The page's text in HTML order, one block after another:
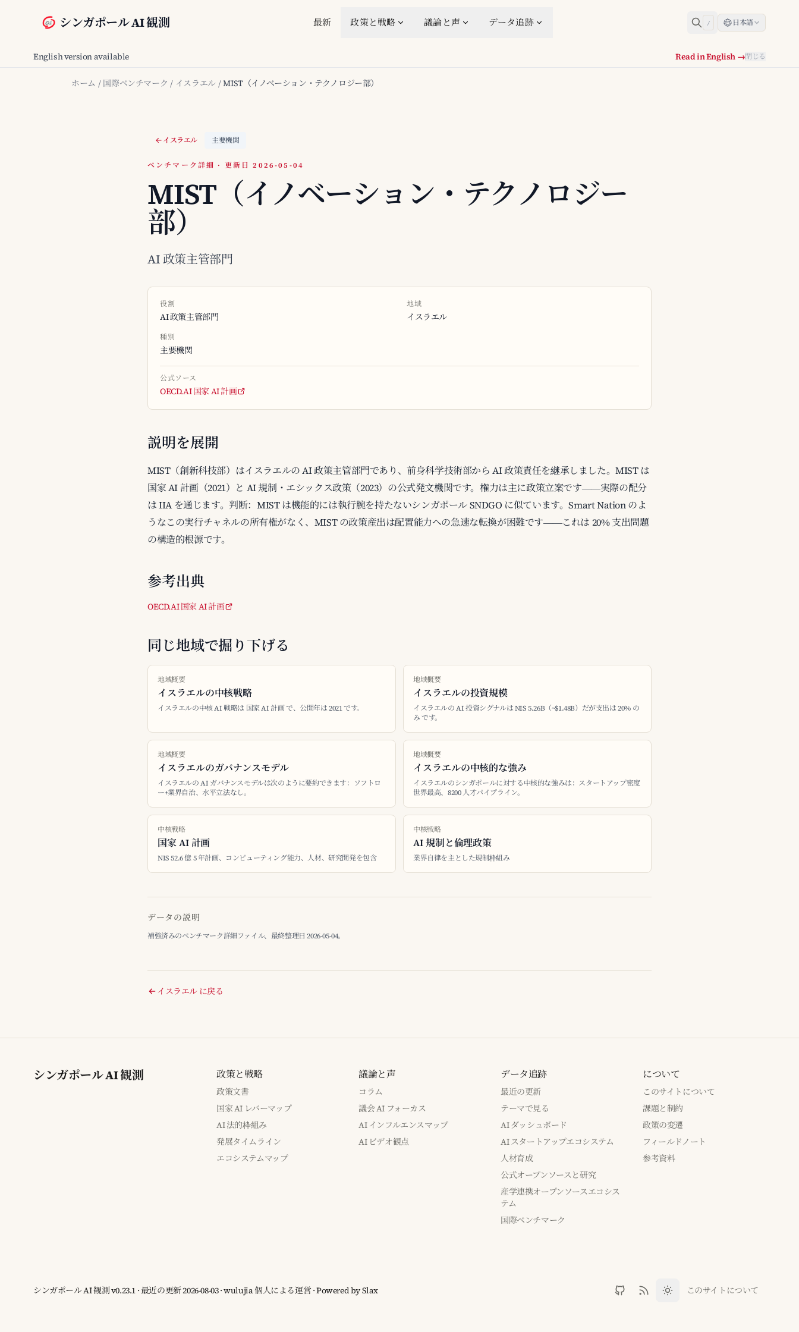
シンガポール AI 観測 最新 政策と戦略 議論と声 データ追跡 / 日本語
English version available Read in English →閉じる
ホーム / 国際ベンチマーク / イスラエル / MIST（イノベーション・テクノロジー部）
イスラエル 主要機関
ベンチマーク詳細 · 更新日 2026-05-04
MIST（イノベーション・テクノロジー
部）
AI 政策主管部門
役割
AI 政策主管部門
地域
イスラエル
種別
主要機関
公式ソース
OECD.AI 国家 AI 計画
説明を展開
MIST（創新科技部）はイスラエルの AI 政策主管部門であり、前身科学技術部から AI 政策責任を継承しました。MIST は
国家 AI 計画（2021）と AI 規制・エシックス政策（2023）の公式発文機関です。権力は主に政策立案です――実際の配分
は IIA を通じます。判断：MIST は機能的には執行腕を持たないシンガポール SNDGO に似ています。Smart Nation のよ
うなこの実行チャネルの所有権がなく、MIST の政策産出は配置能力への急速な転換が困難です――これは 20% 支出問題
の構造的根源です。
参考出典
OECD.AI 国家 AI 計画
同じ地域で掘り下げる
地域概要
イスラエルの中核戦略
イスラエルの中核 AI 戦略は 国家 AI 計画 で、公開年は 2021 です。
地域概要
イスラエルの投資規模
イスラエルの AI 投資シグナルは NIS 5.26B（~$1.48B）だが支出は 20% の
み です。
地域概要
イスラエルのガバナンスモデル
イスラエルの AI ガバナンスモデルは次のように要約できます：ソフトロ
ー+業界自治、水平立法なし。
地域概要
イスラエルの中核的な強み
イスラエルのシンガポールに対する中核的な強みは：スタートアップ密度
世界最高、8200 人才パイプライン。
中核戦略
国家 AI 計画
NIS 52.6 億 5 年計画、コンピューティング能力、人材、研究開発を包含
中核戦略
AI 規制と倫理政策
業界自律を主とした規制枠組み
データの説明
補強済みのベンチマーク詳細ファイル、最終整理日 2026-05-04。
イスラエル に戻る
シンガポール AI 観測 政策と戦略
政策文書
国家 AI レバーマップ
AI 法的枠組み
発展タイムライン
エコシステムマップ
議論と声
コラム
議会 AI フォーカス
AI インフルエンスマップ
AI ビデオ観点
データ追跡
最近の更新
テーマで見る
AI ダッシュボード
AI スタートアップエコシステム
人材育成
公式オープンソースと研究
産学連携オープンソースエコシス
テム
国際ベンチマーク
について
このサイトについて
課題と制約
政策の変遷
フィールドノート
参考資料
このサイトについて
シンガポール AI 観測 v0.23.1 · 最近の更新 2026-08-03 · wulujia 個人による運営 · Powered bySlax